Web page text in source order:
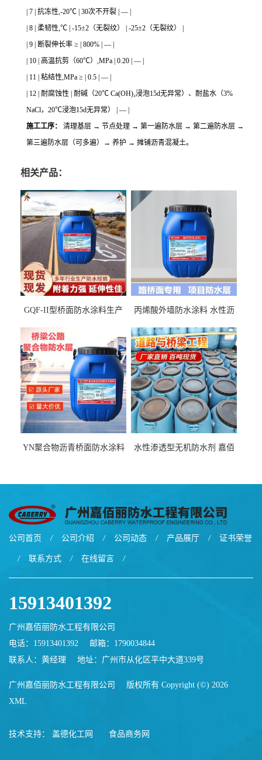
| 7 | 抗冻性,-20℃ | 30次不开裂 | — |
| 8 | 柔韧性,℃ | -15±2（无裂纹） | -25±2（无裂纹） |
| 9 | 断裂伸长率 ≥ | 800% | — |
| 10 | 高温抗剪（60℃）,MPa | 0.20 | — |
| 11 | 粘结性,MPa ≥ | 0.5 | — |
| 12 | 耐腐蚀性 | 耐碱（20℃ Ca(OH)₂浸泡15d无异常）、耐盐水（3%
NaCl，20℃浸泡15d无异常） | — |
施工工序：
清理基层 → 节点处理 → 第一遍防水层 → 第二遍防水层 →
第三遍防水层（可多遍）→ 养护 → 摊铺沥青混凝土。
相关产品：
GQF-II型桥面防水涂料生产
丙烯酸外墙防水涂料 水性沥
厂家
YN聚合物沥青桥面防水涂料
水性渗透型无机防水剂 嘉佰
公司首页 / 公司介绍 / 公司动态 / 产品展厅 / 证书荣誉
/ 联系方式 / 在线留言 /
15913401392
广州嘉佰丽防水工程有限公司
电话：15913401392
邮箱： 1790034844
联系人：黄经理
地址：广州市从化区平中大道339号
广州嘉佰丽防水工程有限公司
版权所有 Copyright (©) 2026
XML
技术支持： 盖德化工网 食品商务网